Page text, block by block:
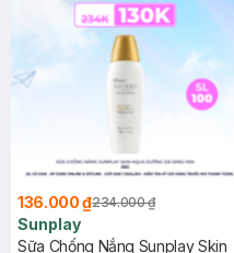
136.000 ₫234.000 ₫
Sunplay
Sữa Chống Nắng Sunplay Skin